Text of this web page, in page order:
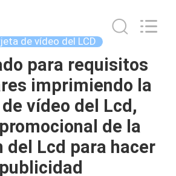
de vídeo del LCD
para requisitos
imprimiendo la
vídeo del Lcd,
de la
del Lcd para hacer
publicidad